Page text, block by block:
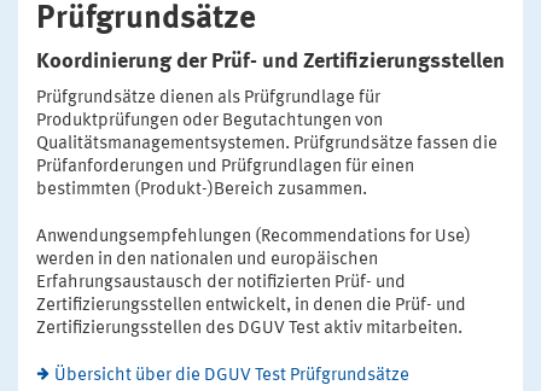
Prüfgrundsätze
Koordinierung der Prüf- und Zertifizierungsstellen
Prüfgrundsätze dienen als Prüfgrundlage für
Produktprüfungen oder Begutachtungen von
Qualitätsmanagementsystemen. Prüfgrundsätze fassen die
Prüfanforderungen und Prüfgrundlagen für einen
bestimmten (Produkt-)Bereich zusammen.
Anwendungsempfehlungen (Recommendations for Use)
werden in den nationalen und europäischen
Erfahrungsaustausch der notifizierten Prüf- und
Zertifizierungsstellen entwickelt, in denen die Prüf- und
Zertifizierungsstellen des DGUV Test aktiv mitarbeiten.
Übersicht über die DGUV Test Prüfgrundsätze